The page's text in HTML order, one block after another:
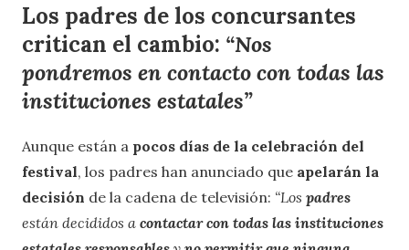
Los padres de los concursantes
critican el cambio: “Nos
pondremos en contacto con todas las
instituciones estatales”
Aunque están a pocos días de la celebración del
festival, los padres han anunciado que apelarán la
decisión de la cadena de televisión: “Los padres
están decididos a contactar con todas las instituciones